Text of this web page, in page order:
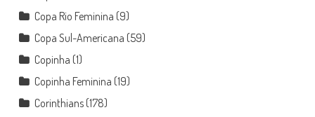
Copa Rio Feminina (9)
Copa Sul-Americana (59)
Copinha (1)
Copinha Feminina (19)
Corinthians(178)